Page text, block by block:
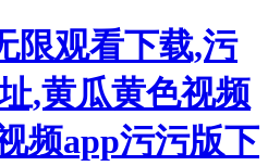
限观看下载,污
,黄瓜黄色视频
频app污污版下